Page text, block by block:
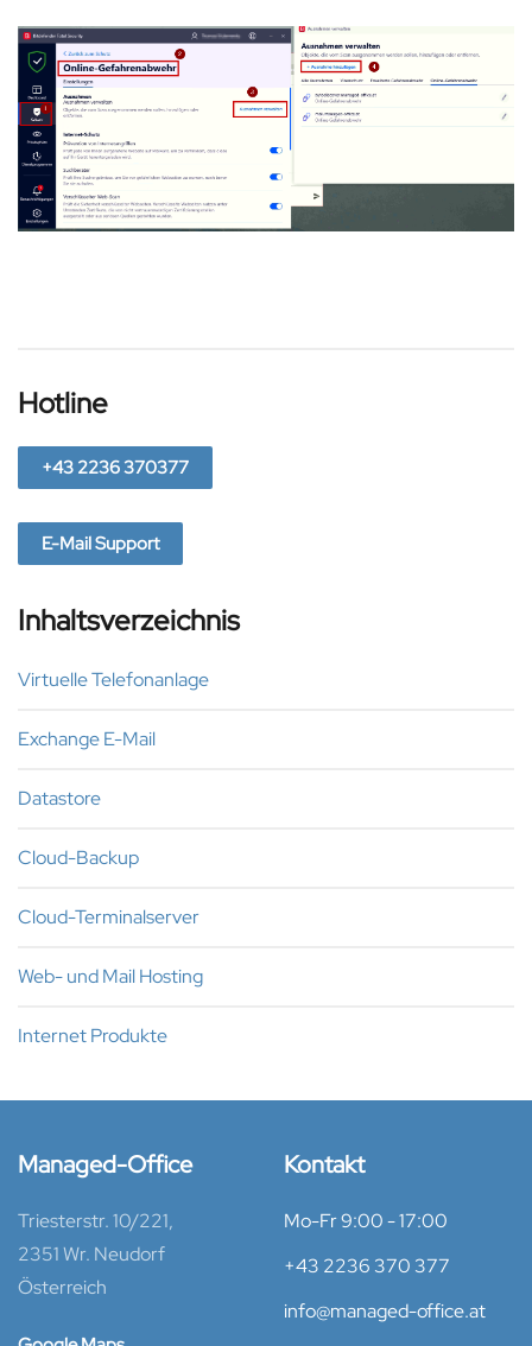
Hotline
+43 2236 370377
E-Mail Support
Inhaltsverzeichnis
Virtuelle Telefonanlage
Exchange E-Mail
Datastore
Cloud-Backup
Cloud-Terminalserver
Web- und Mail Hosting
Internet Produkte
Managed-Office
Triesterstr. 10/221,
2351 Wr. Neudorf
Österreich
Kontakt
Mo-Fr 9:00 - 17:00
+43 2236 370 377
info@managed-office.at